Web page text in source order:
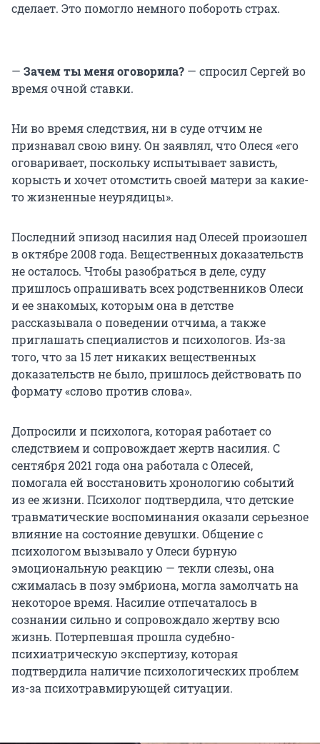
сделает. Это помогло немного побороть страх.
— Зачем ты меня оговорила? — спросил Сергей во
время очной ставки.
Ни во время следствия, ни в суде отчим не
признавал свою вину. Он заявлял, что Олеся «его
оговаривает, поскольку испытывает зависть,
корысть и хочет отомстить своей матери за какие-
то жизненные неурядицы».
Последний эпизод насилия над Олесей произошел
в октябре 2008 года. Вещественных доказательств
не осталось. Чтобы разобраться в деле, суду
пришлось опрашивать всех родственников Олеси
и ее знакомых, которым она в детстве
рассказывала о поведении отчима, а также
приглашать специалистов и психологов. Из-за
того, что за 15 лет никаких вещественных
доказательств не было, пришлось действовать по
формату «слово против слова».
Допросили и психолога, которая работает со
следствием и сопровождает жертв насилия. С
сентября 2021 года она работала с Олесей,
помогала ей восстановить хронологию событий
из ее жизни. Психолог подтвердила, что детские
травматические воспоминания оказали серьезное
влияние на состояние девушки. Общение с
психологом вызывало у Олеси бурную
эмоциональную реакцию — текли слезы, она
сжималась в позу эмбриона, могла замолчать на
некоторое время. Насилие отпечаталось в
сознании сильно и сопровождало жертву всю
жизнь. Потерпевшая прошла судебно-
психиатрическую экспертизу, которая
подтвердила наличие психологических проблем
из-за психотравмирующей ситуации.